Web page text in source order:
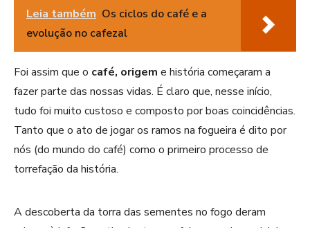
Leia também Os ciclos do café e a
evolução no cafezal
Foi assim que o café, origem e história começaram a
fazer parte das nossas vidas. É claro que, nesse início,
tudo foi muito custoso e composto por boas coincidências.
Tanto que o ato de jogar os ramos na fogueira é dito por
nós (do mundo do café) como o primeiro processo de
torrefação da história.
A descoberta da torra das sementes no fogo deram